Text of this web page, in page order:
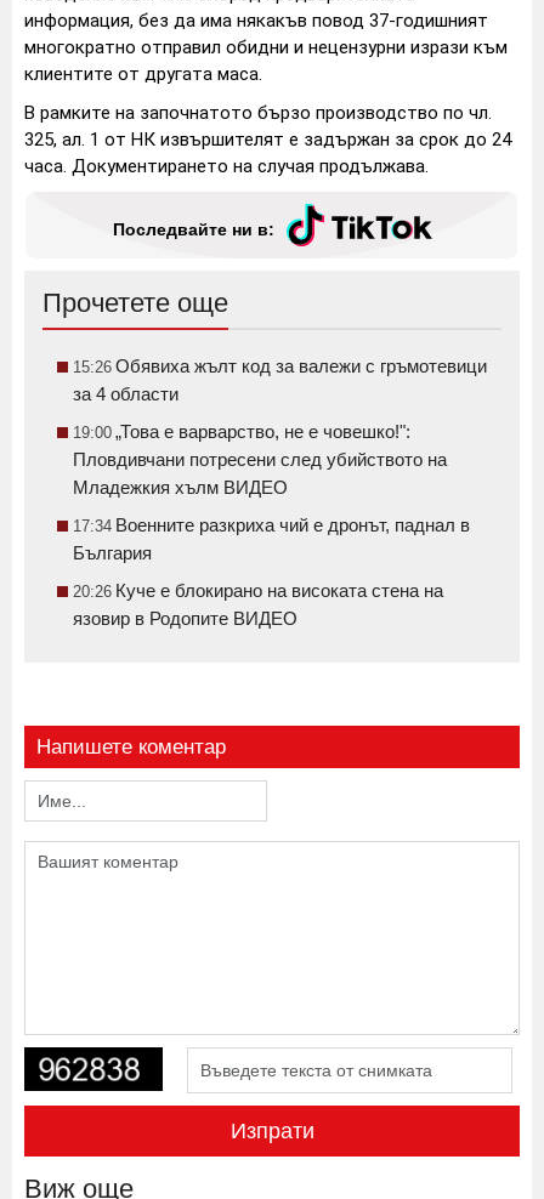
информация, без да има някакъв повод 37-годишният
многократно отправил обидни и нецензурни изрази към
клиентите от другата маса.
В рамките на започнатото бързо производство по чл.
325, ал. 1 от НК извършителят е задържан за срок до 24
часа. Документирането на случая продължава.
Последвайте ни в:
Прочетете още
15:26 Обявиха жълт код за валежи с гръмотевици
за 4 области
19:00 „Това е варварство, не е човешко!":
Пловдивчани потресени след убийството на
Младежкия хълм ВИДЕО
17:34 Военните разкриха чий е дронът, паднал в
България
20:26 Куче е блокирано на високата стена на
язовир в Родопите ВИДЕО
Напишете коментар
Изпрати
Виж още